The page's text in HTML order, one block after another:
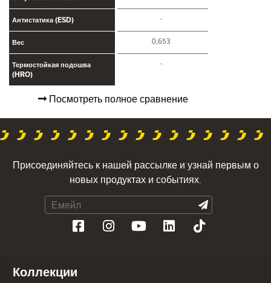
Антистатика (ESD) -
Вес 0,653
Термостойкая подошва
(HRO)
-
Посмотреть полное сравнение
Присоединяйтесь к нашей рассылке и узнай первым о
новых продуктах и событиях.
Коллекции